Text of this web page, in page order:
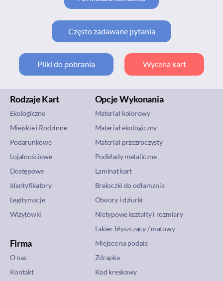
Często zadawane pytania
Pliki do pobrania Wycena kart
Rodzaje Kart
Ekologiczne
Miejskie i Rodzinne
Podarunkowe
Lojalnościowe
Dostępowe
Identyfikatory
Legitymacje
Wizytówki
Firma
O nas
Kontakt
Opcje Wykonania
Materiał kolorowy
Materiał ekologiczny
Materiał przezroczysty
Podkłady metaliczne
Laminat kart
Breloczki do odłamania
Otwory i dziurki
Nietypowe kształty i rozmiary
Lakier błyszczący / matowy
Miejsce na podpis
Zdrapka
Kod kreskowy